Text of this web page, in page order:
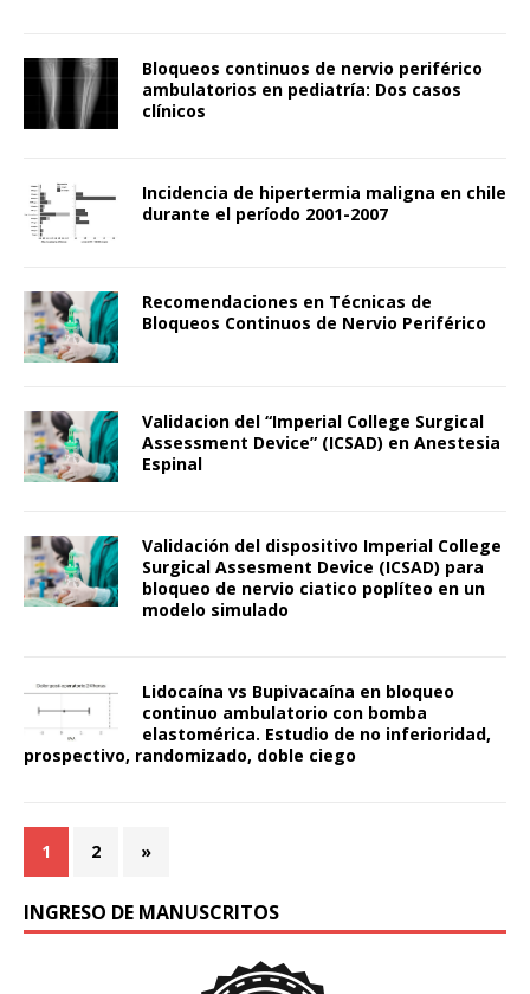
Bloqueos continuos de nervio periférico
ambulatorios en pediatría: Dos casos
clínicos
Incidencia de hipertermia maligna en chile
durante el período 2001-2007
Recomendaciones en Técnicas de
Bloqueos Continuos de Nervio Periférico
Validacion del “Imperial College Surgical
Assessment Device” (ICSAD) en Anestesia
Espinal
Validación del dispositivo Imperial College
Surgical Assesment Device (ICSAD) para
bloqueo de nervio ciatico poplíteo en un
modelo simulado
Lidocaína vs Bupivacaína en bloqueo
continuo ambulatorio con bomba
elastomérica. Estudio de no inferioridad,
prospectivo, randomizado, doble ciego
1 2 »
INGRESO DE MANUSCRITOS